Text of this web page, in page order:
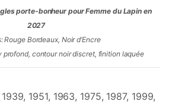
porte-bonheur pour Femme du Lapin en
2027
Rouge Bordeaux, Noir d’Encre
profond, contour noir discret, finition laquée
1951, 1963, 1975, 1987, 1999,